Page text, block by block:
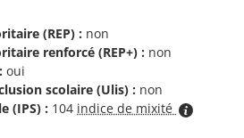
(REP) : non
renforcé (REP+) : non
oui
scolaire (Ulis) : non
(IPS) : 104 indice de mixité